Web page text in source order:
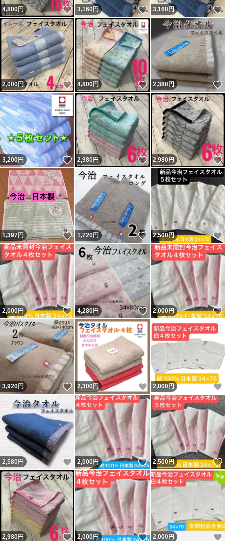
4,800円 いいね！
3,160円 いいね！
3,160円
2,000円 いいね！
4,800円 いいね！
2,380円
3,200円 いいね！
2,980円 いいね！
2,980 円
1,397円 いいね！
1,720円 いいね！
2,500円
2,000円 いいね！
4,280円 いいね！
2,000円
3,920円 いいね！
2,300 円 いいね！
2,000円
2,580 円 いいね！
2,000円 いいね！
2,500円
2,980円 いいね！
2,000円 いいね！
2,000 円